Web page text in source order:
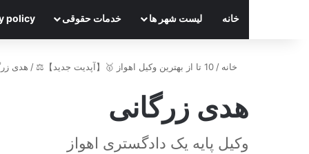
خانه لیست شهر ها خدمات حقوقی policy
خانه / 10 تا از بهترین وکیل اهواز 🥇【آپدیت جدید】⚖️ / هدی
هدی زرگانی
وکیل پایه یک دادگستری اهواز